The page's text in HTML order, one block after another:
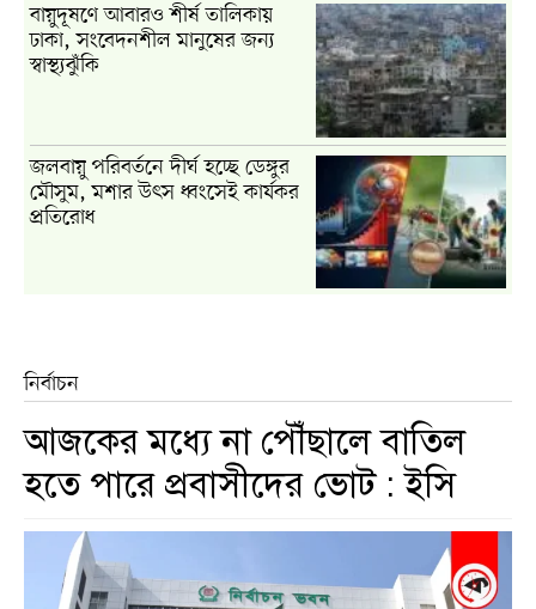
বায়ুদূষণে আবারও শীর্ষ তালিকায়
ঢাকা, সংবেদনশীল মানুষের জন্য
স্বাস্থ্যঝুঁকি
জলবায়ু পরিবর্তনে দীর্ঘ হচ্ছে ডেঙ্গুর
মৌসুম, মশার উৎস ধ্বংসেই কার্যকর
প্রতিরোধ